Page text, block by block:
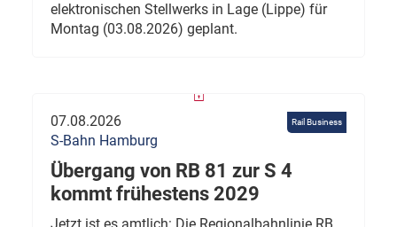
elektronischen Stellwerks in Lage (Lippe) für
Montag (03.08.2026) geplant.
Rail Business
07.08.2026
S-Bahn Hamburg
Übergang von RB 81 zur S 4
kommt frühestens 2029